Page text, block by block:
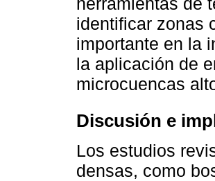
identificar zonas
importante en la
la aplicación de
microcuencas
Discusión e
Los estudios
densas, como